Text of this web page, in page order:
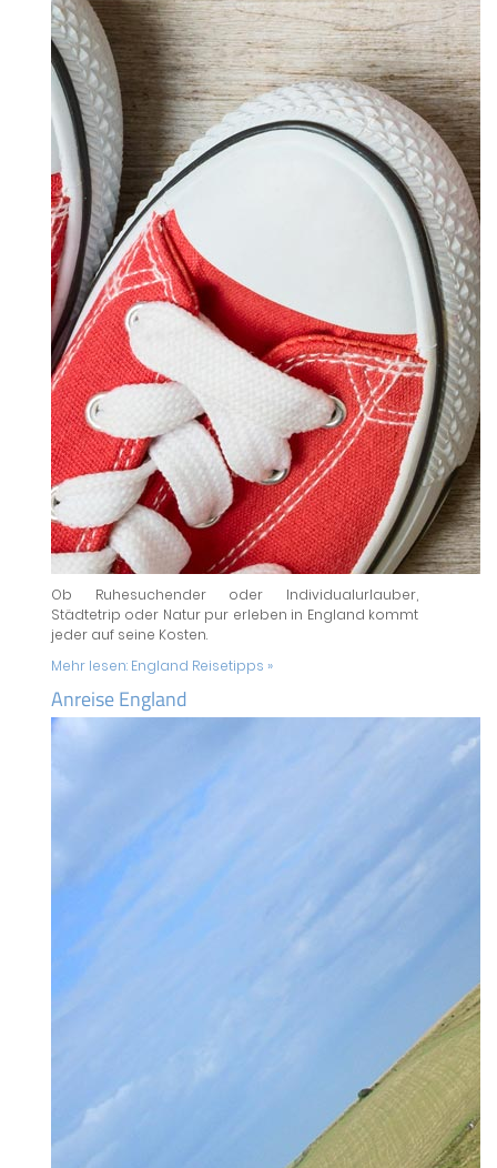
Ob Ruhesuchender oder Individualurlauber,
Städtetrip oder Natur pur erleben in England kommt
jeder auf seine Kosten.
Mehr lesen: England Reisetipps »
Anreise England